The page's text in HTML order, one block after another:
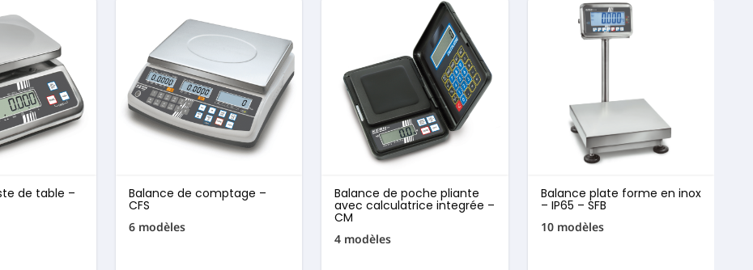
de table – Balance de comptage –
CFS
6 modèles
Balance de poche pliante
avec calculatrice integrée –
CM
4 modèles
Balance plate forme en inox
– IP65 – SFB
10 modèles